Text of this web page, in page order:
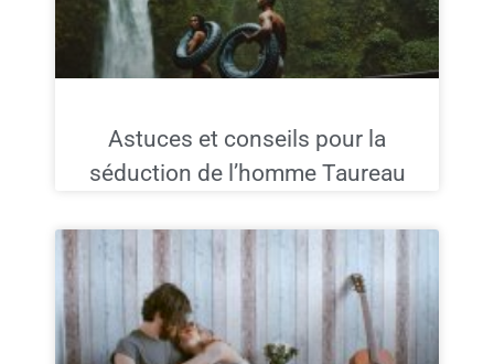
Astuces et conseils pour la
séduction de l’homme Taureau